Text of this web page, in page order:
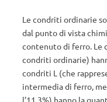
Le condriti ordinarie
dal punto di vista
contenuto di ferro. Le
condriti ordinarie)
condriti L (che
intermedia di ferro,
l’11,3%) hanno la